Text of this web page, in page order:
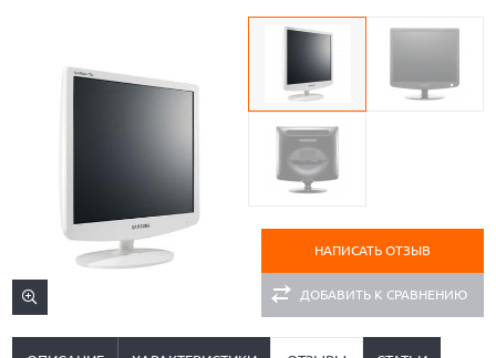
НАПИСАТЬ ОТЗЫВ
ДОБАВИТЬ К СРАВНЕНИЮ